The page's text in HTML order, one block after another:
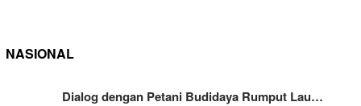
NASIONAL
Dialog dengan Petani Budidaya Rumput Lau…